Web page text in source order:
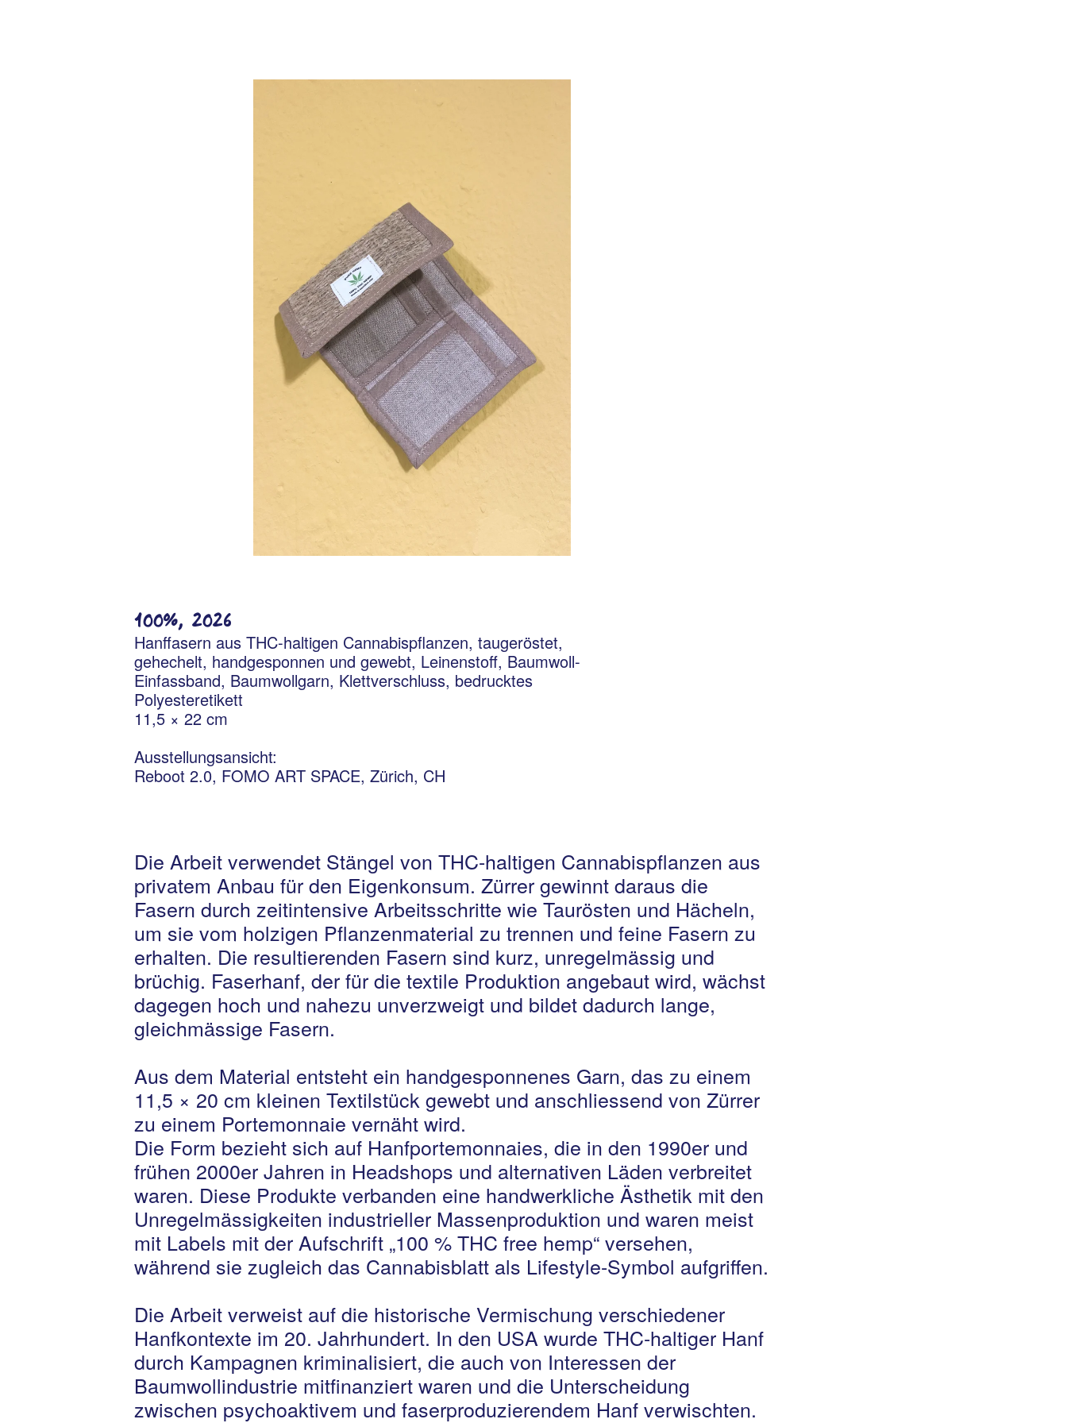
100%, 2026
Hanffasern aus THC-haltigen Cannabispflanzen, taugeröstet,
gehechelt, handgesponnen und gewebt, Leinenstoff, Baumwoll-
Einfassband, Baumwollgarn, Klettverschluss, bedrucktes
Polyesteretikett
11,5 × 22 cm
Ausstellungsansicht:
Reboot 2.0, FOMO ART SPACE, Zürich, CH
Die Arbeit verwendet Stängel von THC-haltigen Cannabispflanzen aus
privatem Anbau für den Eigenkonsum. Zürrer gewinnt daraus die
Fasern durch zeitintensive Arbeitsschritte wie Taurösten und Hächeln,
um sie vom holzigen Pflanzenmaterial zu trennen und feine Fasern zu
erhalten. Die resultierenden Fasern sind kurz, unregelmässig und
brüchig. Faserhanf, der für die textile Produktion angebaut wird, wächst
dagegen hoch und nahezu unverzweigt und bildet dadurch lange,
gleichmässige Fasern.
Aus dem Material entsteht ein handgesponnenes Garn, das zu einem
11,5 × 20 cm kleinen Textilstück gewebt und anschliessend von Zürrer
zu einem Portemonnaie vernäht wird.
Die Form bezieht sich auf Hanfportemonnaies, die in den 1990er und
frühen 2000er Jahren in Headshops und alternativen Läden verbreitet
waren. Diese Produkte verbanden eine handwerkliche Ästhetik mit den
Unregelmässigkeiten industrieller Massenproduktion und waren meist
mit Labels mit der Aufschrift „100 % THC free hemp“ versehen,
während sie zugleich das Cannabisblatt als Lifestyle-Symbol aufgriffen.
Die Arbeit verweist auf die historische Vermischung verschiedener
Hanfkontexte im 20. Jahrhundert. In den USA wurde THC-haltiger Hanf
durch Kampagnen kriminalisiert, die auch von Interessen der
Baumwollindustrie mitfinanziert waren und die Unterscheidung
zwischen psychoaktivem und faserproduzierendem Hanf verwischten.